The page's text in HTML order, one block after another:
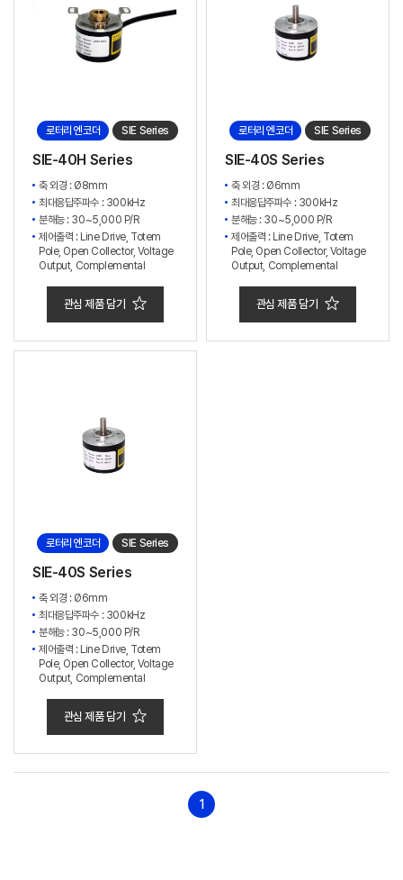
로터리 엔코더 SIE Series
SIE-40H Series
축 외경 : Ø8mm
최대응답주파수 : 300kHz
분해능 : 30~5,000 P/R
제어출력 : Line Drive, Totem
Pole, Open Collector, Voltage
Output, Complemental
관심 제품 담기
로터리 엔코더 SIE Series
SIE-40S Series
축 외경 : Ø6mm
최대응답주파수 : 300kHz
분해능 : 30~5,000 P/R
제어출력 : Line Drive, Totem
Pole, Open Collector, Voltage
Output, Complemental
관심 제품 담기
로터리 엔코더 SIE Series
SIE-40S Series
축 외경 : Ø6mm
최대응답주파수 : 300kHz
분해능 : 30~5,000 P/R
제어출력 : Line Drive, Totem
Pole, Open Collector, Voltage
Output, Complemental
관심 제품 담기
1